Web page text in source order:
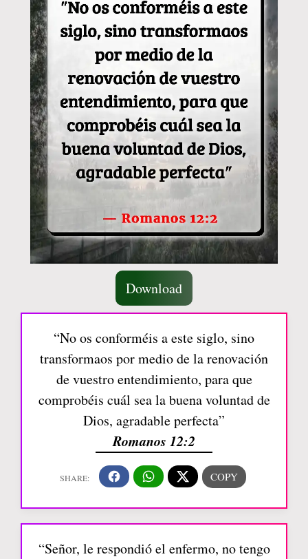
Download
“No os conforméis a este siglo, sino
transformaos por medio de la renovación
de vuestro entendimiento, para que
comprobéis cuál sea la buena voluntad de
Dios, agradable perfecta”
Romanos 12:2
“Señor, le respondió el enfermo, no tengo